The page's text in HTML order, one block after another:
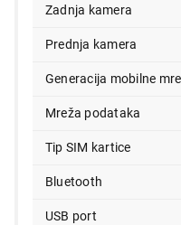
Zadnja kamera
Prednja kamera
Generacija mobilne
Mreža podataka
Tip SIM kartice
Bluetooth
USB port